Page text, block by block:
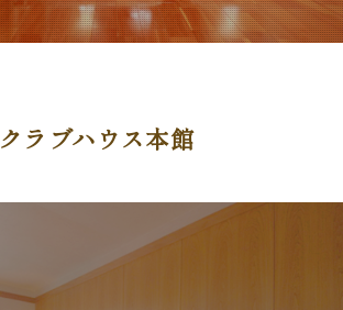
クラブハウス本館